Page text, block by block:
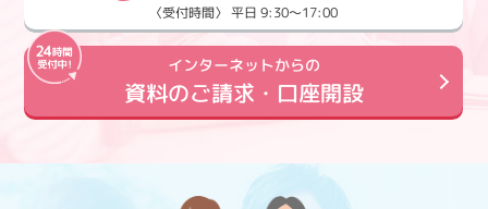
〈受付時間〉 平日 9:30～17:00
インターネットからの
資料のご請求・口座開設